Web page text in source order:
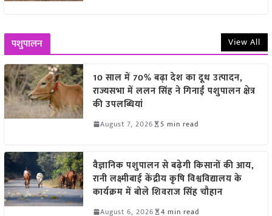
पशुपालन View All
10 साल में 70% बढ़ा देश का दूध उत्पादन,
राज्यसभा में ललन सिंह ने गिनाईं पशुपालन क्षेत्र
की उपलब्धियां
August 7, 2026 5 min read
वैज्ञानिक पशुपालन से बढ़ेगी किसानों की आय,
रानी लक्ष्मीबाई केंद्रीय कृषि विश्वविद्यालय के
कार्यक्रम में बोले शिवराज सिंह चौहान
August 6, 2026 4 min read